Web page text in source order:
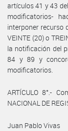
artículos 41 y 43
modificatorios-
interponer recurso
VEINTE (20) o
la notificación del
84 y 89 y
modificatorios.
ARTÍCULO 8°.-
NACIONAL DE
Juan Pablo Vivas